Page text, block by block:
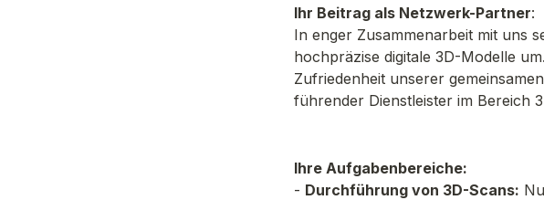
Ihr Beitrag als Netzwerk-Partner:
In enger Zusammenarbeit mit uns
hochpräzise digitale 3D-Modelle
Zufriedenheit unserer
führender Dienstleister im Bereich
Ihre Aufgabenbereiche:
- Durchführung von 3D-Scans: